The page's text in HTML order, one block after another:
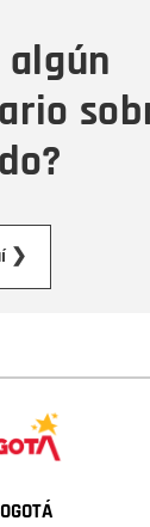
algún
❯